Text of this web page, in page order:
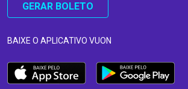
GERAR BOLETO
BAIXE O APLICATIVO VUON